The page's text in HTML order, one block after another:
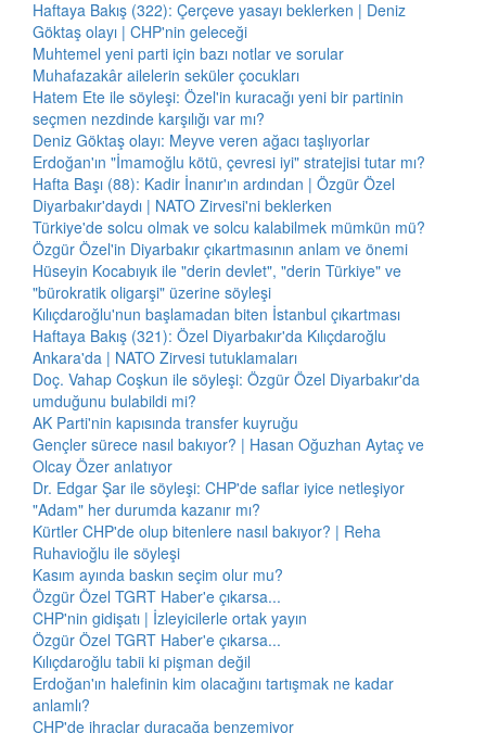
Haftaya Bakış (322): Çerçeve yasayı beklerken | Deniz
Göktaş olayı | CHP'nin geleceği
Muhtemel yeni parti için bazı notlar ve sorular
Muhafazakâr ailelerin seküler çocukları
Hatem Ete ile söyleşi: Özel'in kuracağı yeni bir partinin
seçmen nezdinde karşılığı var mı?
Deniz Göktaş olayı: Meyve veren ağacı taşlıyorlar
Erdoğan'ın "İmamoğlu kötü, çevresi iyi" stratejisi tutar mı?
Hafta Başı (88): Kadir İnanır'ın ardından | Özgür Özel
Diyarbakır'daydı | NATO Zirvesi'ni beklerken
Türkiye'de solcu olmak ve solcu kalabilmek mümkün mü?
Özgür Özel'in Diyarbakır çıkartmasının anlam ve önemi
Hüseyin Kocabıyık ile "derin devlet", "derin Türkiye" ve
"bürokratik oligarşi" üzerine söyleşi
Kılıçdaroğlu'nun başlamadan biten İstanbul çıkartması
Haftaya Bakış (321): Özel Diyarbakır'da Kılıçdaroğlu
Ankara'da | NATO Zirvesi tutuklamaları
Doç. Vahap Coşkun ile söyleşi: Özgür Özel Diyarbakır'da
umduğunu bulabildi mi?
AK Parti'nin kapısında transfer kuyruğu
Gençler sürece nasıl bakıyor? | Hasan Oğuzhan Aytaç ve
Olcay Özer anlatıyor
Dr. Edgar Şar ile söyleşi: CHP'de saflar iyice netleşiyor
"Adam" her durumda kazanır mı?
Kürtler CHP'de olup bitenlere nasıl bakıyor? | Reha
Ruhavioğlu ile söyleşi
Kasım ayında baskın seçim olur mu?
Özgür Özel TGRT Haber'e çıkarsa...
CHP'nin gidişatı | İzleyicilerle ortak yayın
Özgür Özel TGRT Haber'e çıkarsa...
Kılıçdaroğlu tabii ki pişman değil
Erdoğan'ın halefinin kim olacağını tartışmak ne kadar
anlamlı?
CHP'de ihraçlar duracağa benzemiyor